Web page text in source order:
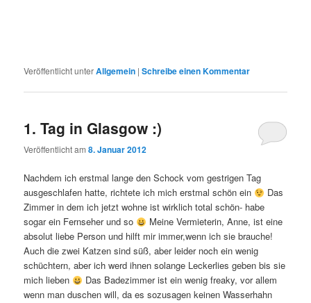
Veröffentlicht unterAllgemein |Schreibe einen Kommentar
1. Tag in Glasgow :)
Veröffentlicht am8. Januar 2012
Nachdem ich erstmal lange den Schock vom gestrigen Tag
ausgeschlafen hatte, richtete ich mich erstmal schön ein
Das
Zimmer in dem ich jetzt wohne ist wirklich total schön- habe
sogar ein Fernseher und so
Meine Vermieterin, Anne, ist eine
absolut liebe Person und hilft mir immer,wenn ich sie brauche!
Auch die zwei Katzen sind süß, aber leider noch ein wenig
schüchtern, aber ich werd ihnen solange Leckerlies geben bis sie
mich lieben
Das Badezimmer ist ein wenig freaky, vor allem
wenn man duschen will, da es sozusagen keinen Wasserhahn